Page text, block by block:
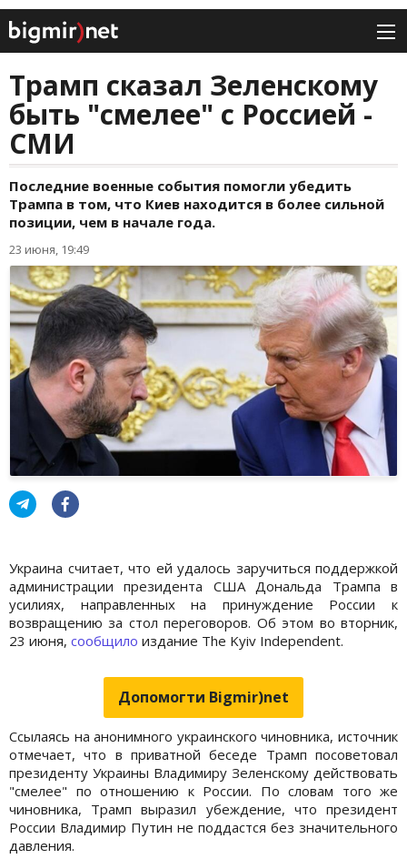
Трамп сказал Зеленскому
быть "смелее" с Россией -
СМИ
Последние военные события помогли убедить
Трампа в том, что Киев находится в более сильной
позиции, чем в начале года.
23 июня, 19:49
Украина считает, что ей удалось заручиться поддержкой
администрации президента США Дональда Трампа в
усилиях, направленных на принуждение России к
возвращению за стол переговоров. Об этом во вторник,
23 июня, сообщило издание The Kyiv Independent.
Допомогти Bigmir)net
Ссылаясь на анонимного украинского чиновника, источник
отмечает, что в приватной беседе Трамп посоветовал
президенту Украины Владимиру Зеленскому действовать
"смелее" по отношению к России. По словам того же
чиновника, Трамп выразил убеждение, что президент
России Владимир Путин не поддастся без значительного
давления.